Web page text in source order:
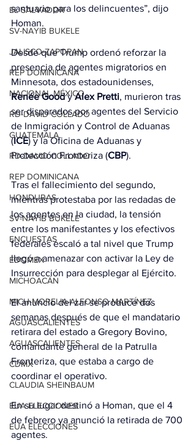
EL SALVADOR
SV-NAYIB BUKELE
JALISCO-ZAPOPAN
REP DOMINICANA
NACIONAL MÉXICO
RD-DAVID COLLADO
GUATEMALA
RD-DAVID COLLADO
REP DOMINICANA
HONDURAS
SV-NAYIB BUKELE
ENCUESTAS
EDOMEX
MICHOACÁN
MICH-MORELIA-ALFONSO MARTÍNEZ
AGUASCALIENTES
AGUASCALIENTES
CDMX
CLAUDIA SHEINBAUM
EUA ELECCIONES
EUA ELECCIONES
santuario para los delincuentes”, dijo
Homan.
Desde que Trump ordenó reforzar la
presencia de agentes migratorios en
Minnesota, dos estadounidenses,
Renée Good y Alex Pretti, murieron tras
ser disparados por agentes del Servicio
de Inmigración y Control de Aduanas
(ICE) y la Oficina de Aduanas y
Protección Fronteriza (CBP).
Tras el fallecimiento del segundo,
mientras protestaba por las redadas de
los agentes en la ciudad, la tensión
entre los manifestantes y los efectivos
federales escaló a tal nivel que Trump
llegó a amenazar con activar la Ley de
Insurrección para desplegar al Ejército.
El anuncio del zar se produce dos
semanas después de que el mandatario
retirara del estado a Gregory Bovino,
comandante general de la Patrulla
Fronteriza, que estaba a cargo de
coordinar el operativo.
En su lugar destinó a Homan, que el 4
de febrero ya anunció la retirada de 700
agentes.